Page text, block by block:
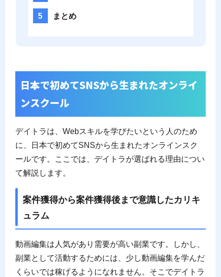
まとめ
日本で初めてSNSから生まれたオンライ
ンスクール
デイトラは、Webスキルを学びたいという人のため
に、日本で初めてSNSから生まれたオンラインスク
ールです。ここでは、デイトラが選ばれる理由につい
て解説します。
案件獲得から案件獲得後まで意識したカリキ
ュラム
動画編集は人気があり需要が高い副業です。しかし、
副業として活動するためには、少し動画編集を学んだ
くらいでは稼げるようになれません。そこでデイトラ